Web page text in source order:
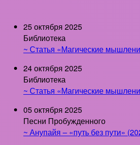
25 октября 2025
Библиотека
~ Статья «Магические
24 октября 2025
Библиотека
~ Статья «Магические
05 октября 2025
Песни Пробужденного
~ Анупайя – «путь без пути»